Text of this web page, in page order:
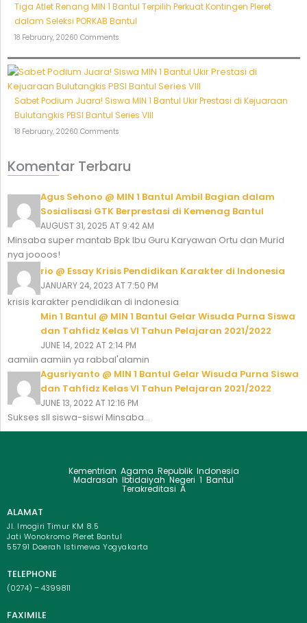
Tiga Atlet Renang MIN 1 Bantul Terpilih Perkuat Kontingen Pleret
dalam Seleksi PORKAB Bantul
18 February, 20260 Comments
Sabet Podium Juara! Siswa MIN 1 Bantul Ukir Prestasi di Kejuaraan
Bulutangkis PBSI Bantul Series VIII
18 February, 20260 Comments
Komentar Terbaru
Agus Sehono @ MIN 1 Bantul Ambil Bagian dalam
Sosialisasi GTK Berprestasi di Kemenag Bantul
AUGUST 31, 2025 AT 9:42 AM
Minsaba super mantab Bpk Ibu Guru Karyawan Ortu dan Murid
nya joooos!
rio @ Essay Krisis Pendidikan Karakter di Indonesia
JANUARY 24, 2023 AT 7:50 PM
krisis karakter pendidikan di indonesia
Min 1 Bantul @ MIN 1 Bantul Gelar Wisuda Purna Siswa
dan Tahfidz Kelas VI Tahun Pelajaran 2021/2022
JUNE 14, 2022 AT 2:14 PM
aamiin aamiin ya rabbal'alamin
Agusriyanto @ MIN 1 Bantul Gelar Wisuda Purna Siswa
dan Tahfidz Kelas VI Tahun Pelajaran 2021/2022
JUNE 13, 2022 AT 12:16 PM
Sukses sll siswa-siswi Minsaba...
Kementrian Agama Republik Indonesia
Madrasah Ibtidaiyah Negeri 1 Bantul
Terakreditasi A
ALAMAT
Jl. Imogiri Timur KM 8.5
Jati Wonokromo Pleret Bantul
55791 Daerah Istimewa Yogyakarta
TELEPHONE
(0274) – 4399811
FAXIMILE